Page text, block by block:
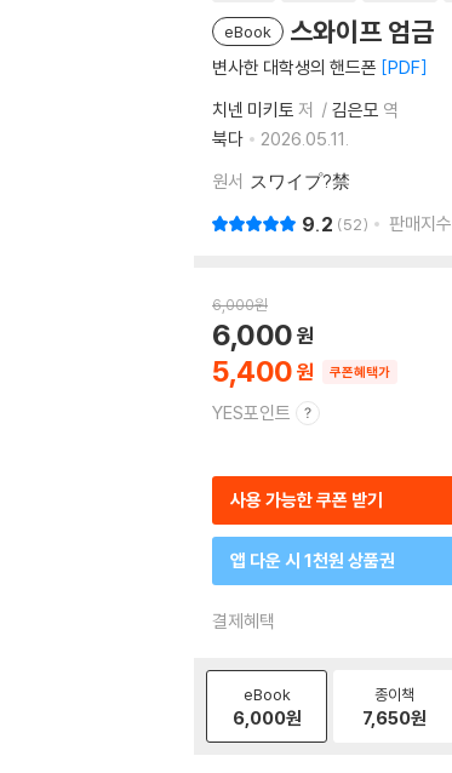
eBook 스와이프 엄금
변사한 대학생의 핸드폰 PDF
치넨 미키토 저 김은모 역
북다
2026.05.11.
원서 スワイプ?禁
9.2 52 판매지수
6,000원
5,400
6,000
쿠폰혜택가
YES포인트
사용 가능한 쿠폰 받기
앱 다운 시 1천원 상품권
결제혜택
eBook
6,000원
종이책
7,650원